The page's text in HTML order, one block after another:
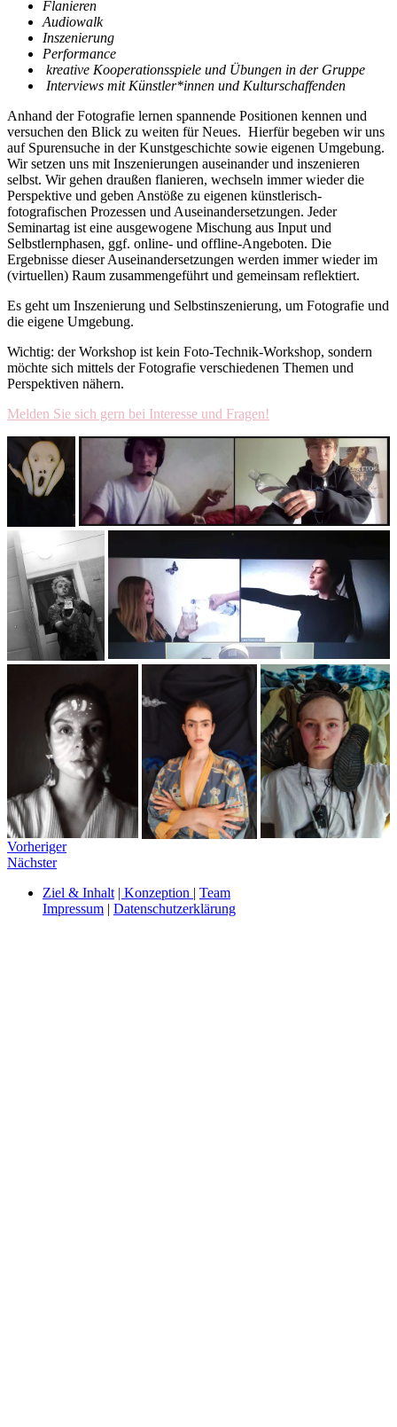
Flanieren
Audiowalk
Inszenierung
Performance
kreative Kooperationsspiele und Übungen in der Gruppe
Interviews mit Künstler*innen und Kulturschaffenden
Anhand der Fotografie lernen spannende Positionen kennen und
versuchen den Blick zu weiten für Neues. Hierfür begeben wir uns
auf Spurensuche in der Kunstgeschichte sowie eigenen Umgebung.
Wir setzen uns mit Inszenierungen auseinander und inszenieren
selbst. Wir gehen draußen flanieren, wechseln immer wieder die
Perspektive und geben Anstöße zu eigenen künstlerisch-
fotografischen Prozessen und Auseinandersetzungen. Jeder
Seminartag ist eine ausgewogene Mischung aus Input und
Selbstlernphasen, ggf. online- und offline-Angeboten. Die
Ergebnisse dieser Auseinandersetzungen werden immer wieder im
(virtuellen) Raum zusammengeführt und gemeinsam reflektiert.
Es geht um Inszenierung und Selbstinszenierung, um Fotografie und
die eigene Umgebung.
Wichtig: der Workshop ist kein Foto-Technik-Workshop, sondern
möchte sich mittels der Fotografie verschiedenen Themen und
Perspektiven nähern.
Melden Sie sich gern bei Interesse und Fragen!
Beitragsnavigation
Vorherigervorheriger
Nächsternächster
Ziel & Inhalt | Konzeption | Team
Impressum | Datenschutzerklärung